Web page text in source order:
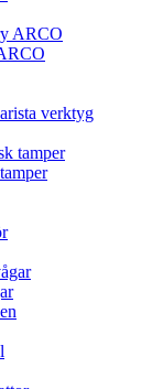
verktyg